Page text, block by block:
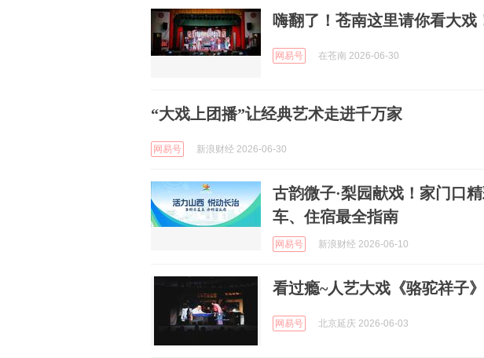
嗨翻了！苍南这里请你看大戏
网易号 在苍南 2026-06-30
“大戏上团播”让经典艺术走进千万家
网易号 新浪财经 2026-06-30
古韵微子·梨园献戏！家门口
车、住宿最全指南
网易号 新浪财经 2026-06-10
看过瘾~人艺大戏《骆驼祥子
网易号 北京延庆 2026-06-03